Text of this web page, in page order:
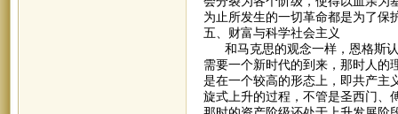
为止所发生的一切革命都是为了保
五、财富与科学社会主义
和马克思的观念一样，恩格斯认
需要一个新时代的到来，那时人的
是在一个较高的形态上，即共产主
旋式上升的过程，不管是圣西门、